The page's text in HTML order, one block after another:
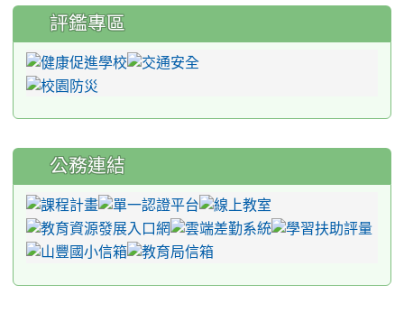
評鑑專區
公務連結